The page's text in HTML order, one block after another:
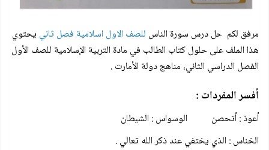
مرفق لكم حل درس سورة الناس للصف الاول اسلامية فصل ثاني يحتوي
هذا الملف على حلول كتاب الطالب في مادة التربية الإسلامية للصف الأول
الفصل الدراسي الثاني، مناهج دولة الأمارت .
أفسر المفردات :
أعوذ : أتحصن الوسواس : الشيطان
الخناس : الذي يختفي عند ذكر الله تعالي .